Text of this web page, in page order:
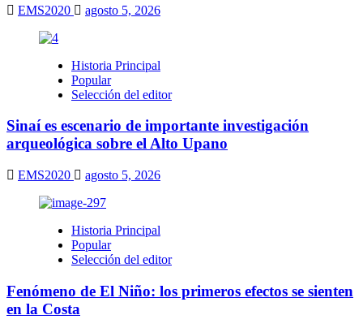
EMS2020 agosto 5, 2026
Historia Principal
Popular
Selección del editor
Sinaí es escenario de importante investigación
arqueológica sobre el Alto Upano
EMS2020 agosto 5, 2026
Historia Principal
Popular
Selección del editor
Fenómeno de El Niño: los primeros efectos se sienten
en la Costa